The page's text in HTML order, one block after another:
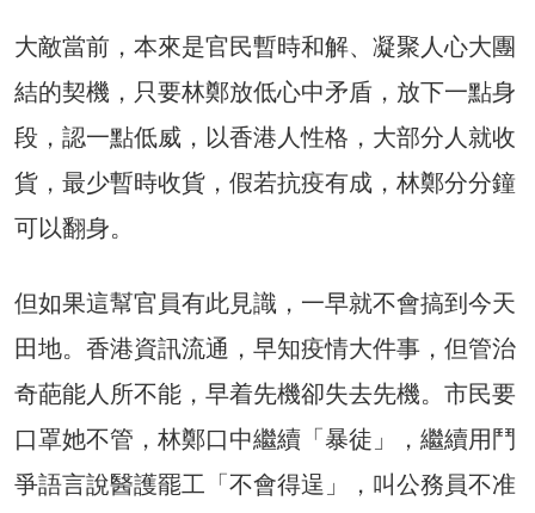
大敵當前，本來是官民暫時和解、凝聚人心大團
結的契機，只要林鄭放低心中矛盾，放下一點身
段，認一點低威，以香港人性格，大部分人就收
貨，最少暫時收貨，假若抗疫有成，林鄭分分鐘
可以翻身。
但如果這幫官員有此見識，一早就不會搞到今天
田地。香港資訊流通，早知疫情大件事，但管治
奇葩能人所不能，早着先機卻失去先機。市民要
口罩她不管，林鄭口中繼續「暴徒」，繼續用鬥
爭語言說醫護罷工「不會得逞」，叫公務員不准